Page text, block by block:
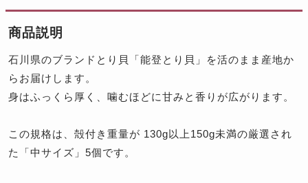
商品説明
石川県のブランドとり貝「能登とり貝」を活のまま産地か
らお届けします。
身はふっくら厚く、噛むほどに甘みと香りが広がります。
この規格は、殻付き重量が 130g以上150g未満の厳選され
た「中サイズ」5個です。